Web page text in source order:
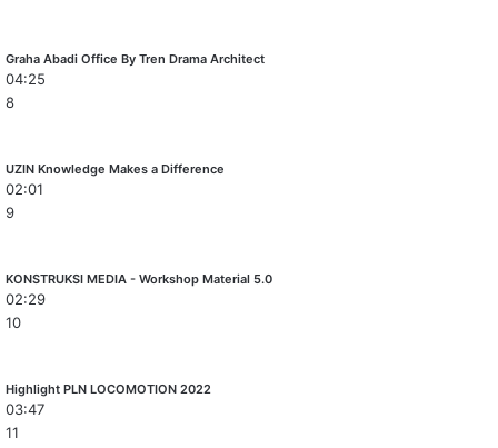
Graha Abadi Office By Tren Drama Architect
04:25
8
UZIN Knowledge Makes a Difference
02:01
9
KONSTRUKSI MEDIA - Workshop Material 5.0
02:29
10
Highlight PLN LOCOMOTION 2022
03:47
11